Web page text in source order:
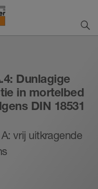
Dunlagige
in mortelbed
DIN 18531
vrij uitkragende